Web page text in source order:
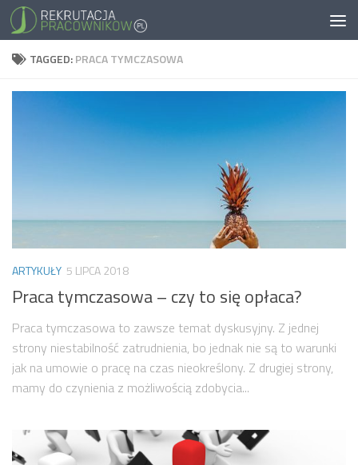
TAGGED:PRACA TYMCZASOWA
ARTYKUŁY 5 LIPCA 2018
Praca tymczasowa – czy to się opłaca?
Praca tymczasowa to zawsze temat dyskusyjny. Z jednej
strony niestabilność zatrudnienia, bo jednak nie są to warunki
jak na umowie o pracę na czas nieokreślony. Z drugiej strony,
mamy do czynienia z możliwością zdobycia...